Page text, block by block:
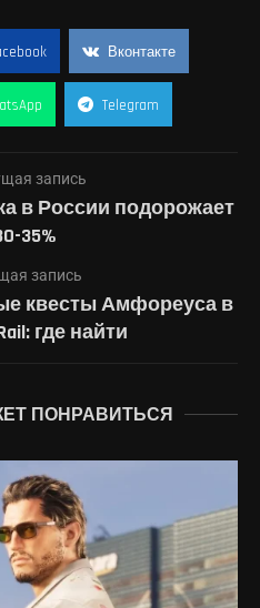
Вконтакте
Telegram
запись
в России подорожает
35%
запись
квесты Амфореуса в
где найти
ПОНРАВИТЬСЯ